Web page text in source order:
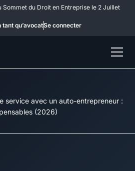
Sommet du Droit en Entreprise le 2 Juillet
tant qu’avocatSe connecter
service avec un auto-entrepreneur :
(2026)